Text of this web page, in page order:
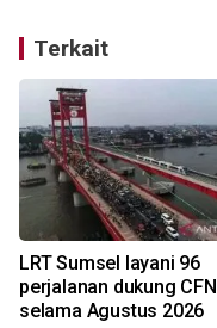
Terkait
LRT Sumsel layani 96
perjalanan dukung CFN
selama Agustus 2026